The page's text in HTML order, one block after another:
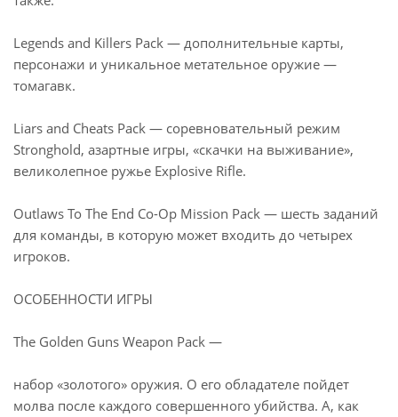
Legends and Killers Pack — дополнительные карты,
персонажи и уникальное метательное оружие —
томагавк.
Liars and Cheats Pack — соревновательный режим
Stronghold, азартные игры, «скачки на выживание»,
великолепное ружье Explosive Rifle.
Outlaws To The End Co-Op Mission Pack — шесть заданий
для команды, в которую может входить до четырех
игроков.
ОСОБЕННОСТИ ИГРЫ
The Golden Guns Weapon Pack —
набор «золотого» оружия. О его обладателе пойдет
молва после каждого совершенного убийства. А, как